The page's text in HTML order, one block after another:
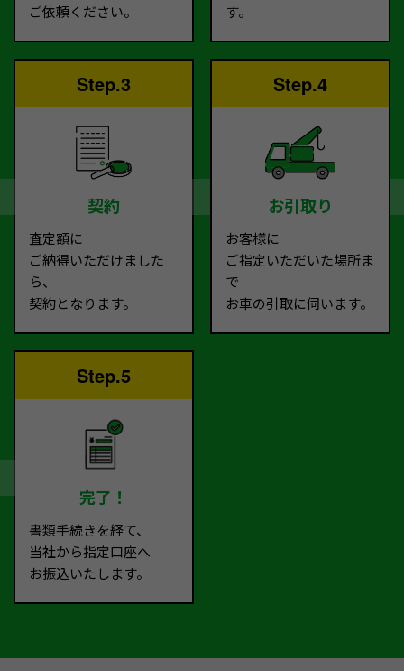
ご依頼ください。
す。
Step.3
契約
査定額に
ご納得いただけました
ら、
契約となります。
Step.4
お引取り
お客様に
ご指定いただいた場所ま
で
お車の引取に伺います。
Step.5
完了！
書類手続きを経て、
当社から指定口座へ
お振込いたします。